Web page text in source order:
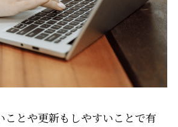
ことや更新もしやすいことで有